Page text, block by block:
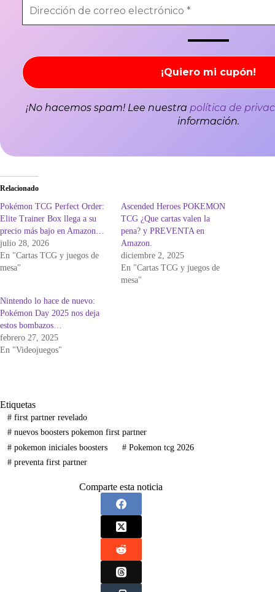
¡No hacemos spam! Lee nuestra política de
información.
Relacionado
Pokémon TCG Perfect Order:
Elite Trainer Box llega a su
precio más bajo en Amazon…
julio 28, 2026
En "Cartas TCG y juegos de
mesa"
Ascended Heroes POKEMON
TCG ¿Que cartas valen la
pena? y PREVENTA en
Amazon.
diciembre 2, 2025
En "Cartas TCG y juegos de
mesa"
Nintendo lo hace de nuevo:
Pokémon Day 2025 nos deja
estos bombazos…
febrero 27, 2025
En "Videojuegos"
Etiquetas
#first partner revelado
#nuevos boosters pokemon first partner
#pokemon iniciales boosters #Pokemon tcg 2026
#preventa first partner
Comparte esta noticia